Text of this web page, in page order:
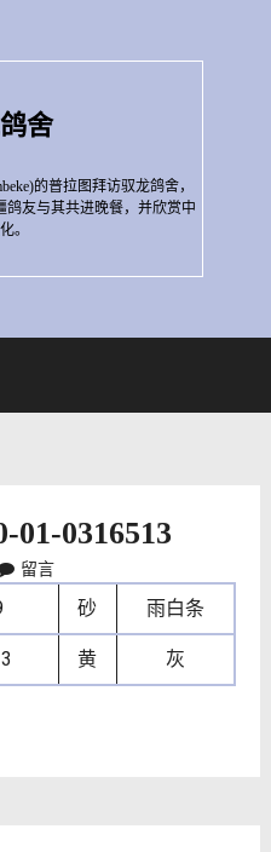
舍
的普拉图拜访驭龙鸽舍，
友与其共进晚餐，并欣赏中
。
01-0316513
留言
砂 雨白条
黄 灰